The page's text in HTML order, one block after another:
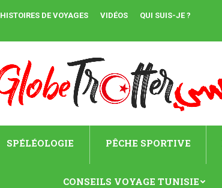
HISTOIRES DE VOYAGES VIDÉOS
QUI SUIS-JE ?
SPÉLÉOLOGIE PÊCHE SPORTIVE
CONSEILS VOYAGE TUNISIE